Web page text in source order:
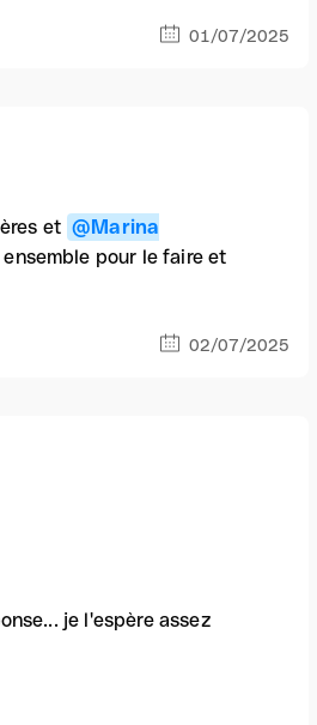
01/07/2025
et @Marina
pour le faire et
02/07/2025
je l'espère assez